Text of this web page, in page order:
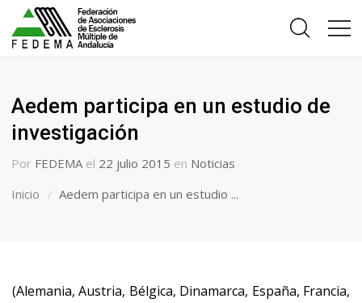
Aedem participa en un estudio de
investigación
Por FEDEMA el 22 julio 2015 en Noticias
Inicio
Aedem participa en un estudio ...
(Alemania, Austria, Bélgica, Dinamarca, España, Francia,